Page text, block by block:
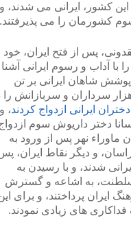
این کشور، ایرانی می شدند،
کشورمان را می پذیرفتند.
پس از فتح ایران، خود
با آداب و رسوم ایرانی آشنا
شاهان ایرانی بر تن
۱۰ هزار سرداران و سربازانش
دختران ایرانی ازدواج کردند، و
دختر داریوش سوم
ماوراء نهر پس از ورود به
و دیگر نقاط ایران،
شدند، و با رسیدن به
به اشاعه و گسترش
ایران پرداختند، و برای
های زیادی نمودند.